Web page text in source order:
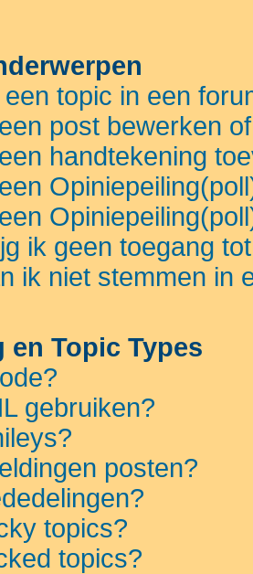
topic in een
post bewerken
handtekening
ik geen toegang
ik niet stemmen in
en Topic Types
gebruiken?
posten?
topics?
topics?